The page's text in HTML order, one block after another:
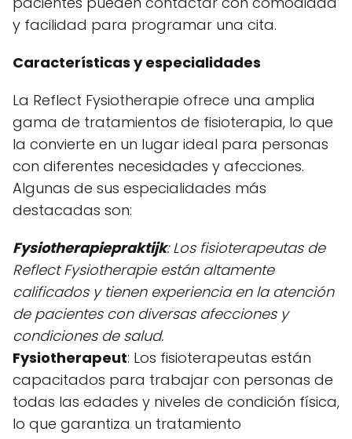
y facilidad para programar una cita.
Características y especialidades
La Reflect Fysiotherapie ofrece una amplia
gama de tratamientos de fisioterapia, lo que
la convierte en un lugar ideal para personas
con diferentes necesidades y afecciones.
Algunas de sus especialidades más
destacadas son:
Fysiotherapiepraktijk: Los fisioterapeutas de
Reflect Fysiotherapie están altamente
calificados y tienen experiencia en la atención
de pacientes con diversas afecciones y
condiciones de salud.
Fysiotherapeut: Los fisioterapeutas están
capacitados para trabajar con personas de
todas las edades y niveles de condición física,
lo que garantiza un tratamiento